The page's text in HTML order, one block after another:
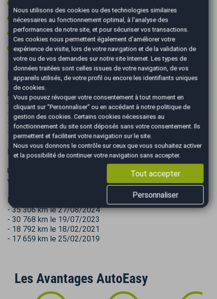
Start & Stop
Volant cuir
Volant multifonctions
Informations complémentaires
Factures entretiens Toyota :
- Entretien intermédiaire le 20/04/2012 à 2141 km
- Entretien complet le 27/03/2013 à 4788 km
- Entretien intermédiaire le 25/02/2014 à 6549 km
- Entretien complet le 27/03/2015 à 9456 km
Pneus arrières neufs
Un entretien sera effectué en garage avant livraison du
véhicule
Historique des kilométrage au contrôles techniques :
- 35 306 km le 27/08/2024
- 30 768 km le 19/07/2023
- 18 792 km le 18/02/2021
- 17 659 km le 25/02/2019
Les Avantages AutoEasy
Nous utilisons des cookies ou des technologies similaires
nécessaires au fonctionnement optimal, à l'analyse des
performances de notre site, et pour sécuriser vos transactions.
Ces cookies nous permettent également d'améliorer votre
expérience de visite, lors de votre navigation et de la validation de
votre ou de vos demandes sur notre site Internet. Les types de
données traitées sont celles issues de votre navigation, de vos
appareils utilisés, de votre profil ou encore les identifiants uniques
de cookies.
Vous pouvez révoquer votre consentement à tout moment en
cliquant sur "Personnaliser" ou en accédant à notre politique de
gestion des cookies. Certains cookies nécessaires au
fonctionnement du site sont déposés sans votre consentement. Ils
permettent et facilitent votre navigation sur le site.
Nous vous donnons le contrôle sur ceux que vous souhaitez activer
et la possibilité de continuer votre navigation sans accepter.
Tout accepter
Personnaliser